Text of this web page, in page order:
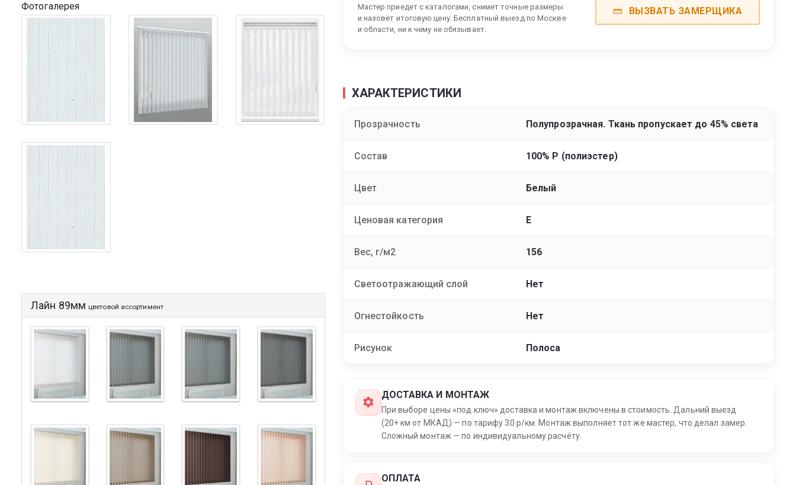
Фотогалерея
Лайн 89мм цветовой ассортимент
Мастер приедет с каталогами, снимет точные размеры
и назовёт итоговую цену. Бесплатный выезд по Москве
и области, ни к чему не обязывает.
ВЫЗВАТЬ ЗАМЕРЩИКА
ХАРАКТЕРИСТИКИ
Прозрачность Полупрозрачная. Ткань пропускает до 45% света
Состав 100% Р (полиэстер)
Цвет Белый
Ценовая категория E
Вес, г/м2 156
Светоотражающий слой Нет
Огнестойкость Нет
Рисунок Полоса
ДОСТАВКА И МОНТАЖ
При выборе цены «под ключ» доставка и монтаж включены в стоимость. Дальний выезд
(20+ км от МКАД) — по тарифу 30 р/км. Монтаж выполняет тот же мастер, что делал замер.
Сложный монтаж — по индивидуальному расчёту.
ОПЛАТА